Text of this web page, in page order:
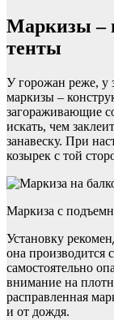
Маркизы –
тенты
У горожан реже, у
маркизы –
загораживающие
искать, чем
занавеску. При
козырек с той
Маркиза с
Установку
она производится
самостоятельно
внимание на
расправленная
и от дождя.